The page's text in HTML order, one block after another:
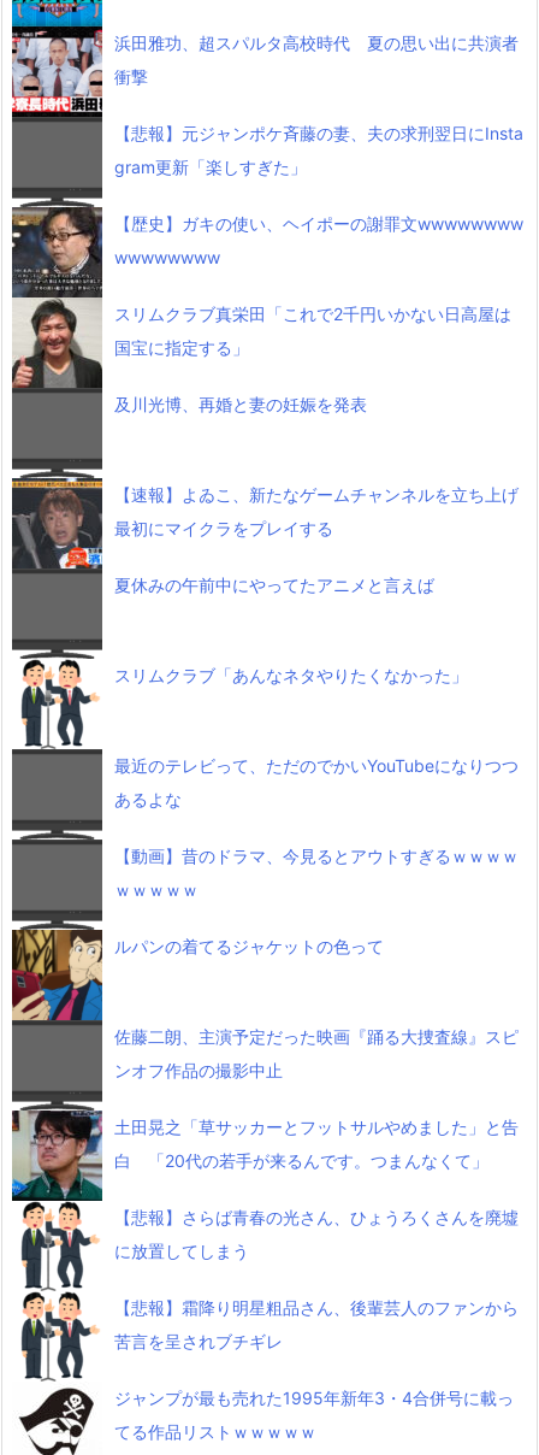
浜田雅功、超スパルタ高校時代 夏の思い出に共演者
衝撃
【悲報】元ジャンポケ斉藤の妻、夫の求刑翌日にInsta
gram更新「楽しすぎた」
【歴史】ガキの使い、ヘイポーの謝罪文wwwwwwww
wwwwwwww
スリムクラブ真栄田「これで2千円いかない日高屋は
国宝に指定する」
及川光博、再婚と妻の妊娠を発表
【速報】よゐこ、新たなゲームチャンネルを立ち上げ
最初にマイクラをプレイする
夏休みの午前中にやってたアニメと言えば
スリムクラブ「あんなネタやりたくなかった」
最近のテレビって、ただのでかいYouTubeになりつつ
あるよな
【動画】昔のドラマ、今見るとアウトすぎるｗｗｗｗ
ｗｗｗｗｗ
ルパンの着てるジャケットの色って
佐藤二朗、主演予定だった映画『踊る大捜査線』スピ
ンオフ作品の撮影中止
土田晃之「草サッカーとフットサルやめました」と告
白 「20代の若手が来るんです。つまんなくて」
【悲報】さらば青春の光さん、ひょうろくさんを廃墟
に放置してしまう
【悲報】霜降り明星粗品さん、後輩芸人のファンから
苦言を呈されブチギレ
ジャンプが最も売れた1995年新年3・4合併号に載っ
てる作品リストｗｗｗｗｗ